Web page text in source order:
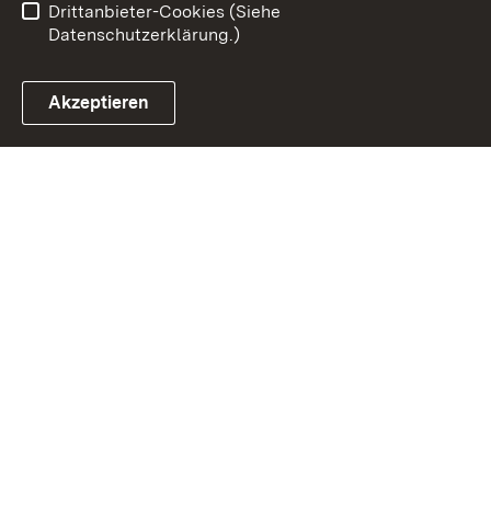
Drittanbieter-Cookies (Siehe
Datenschutzerklärung.)
Akzeptieren